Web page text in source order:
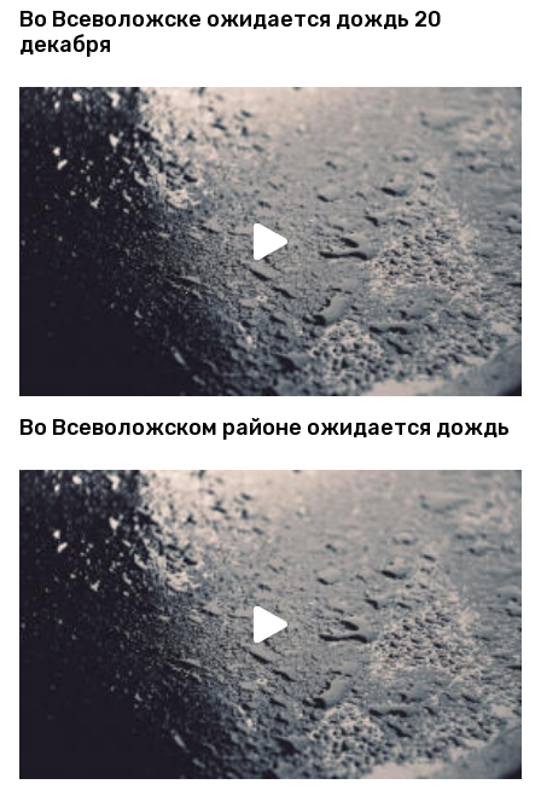
Во Всеволожске ожидается дождь 20
декабря
Во Всеволожском районе ожидается дождь